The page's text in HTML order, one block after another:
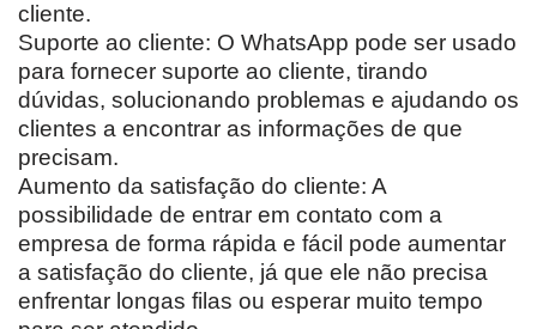
cliente.
Suporte ao cliente: O WhatsApp pode ser usado
para fornecer suporte ao cliente, tirando
dúvidas, solucionando problemas e ajudando os
clientes a encontrar as informações de que
precisam.
Aumento da satisfação do cliente: A
possibilidade de entrar em contato com a
empresa de forma rápida e fácil pode aumentar
a satisfação do cliente, já que ele não precisa
enfrentar longas filas ou esperar muito tempo